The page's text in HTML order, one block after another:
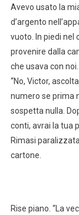
Avevo usato la
d’argento
vuoto. In piedi nel
provenire dalla
che usava con
“No, Victor,
numero se prima
sospetta nulla.
conti, avrai la tua
Rimasi
cartone.
Rise piano. “La